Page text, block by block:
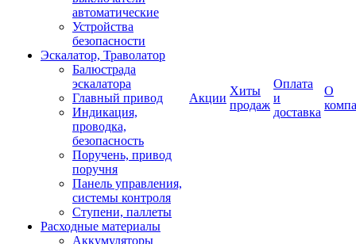
автоматические
Устройства
безопасности
Эскалатор, Траволатор
Балюстрада
эскалатора
Главный привод
Индикация,
проводка,
безопасность
Поручень, привод
поручня
Панель управления,
системы контроля
Ступени, паллеты
Расходные материалы
Аккумуляторы
Акции
Хиты
продаж
Оплата
и
доставка
О